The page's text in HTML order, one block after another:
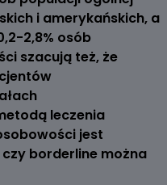
i amerykańskich, a
2,8% osób
szacują też, że
leczenia
jest
borderline można